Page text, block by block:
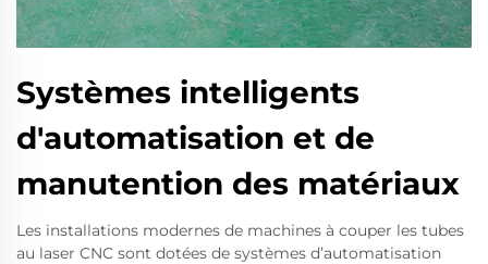
Systèmes intelligents
d'automatisation et de
manutention des matériaux
Les installations modernes de machines à couper les tubes
au laser CNC sont dotées de systèmes d’automatisation